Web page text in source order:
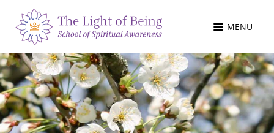
MENU